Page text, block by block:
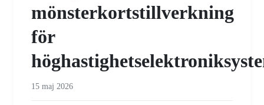
mönsterkortstillverkning
för
15 maj 2026